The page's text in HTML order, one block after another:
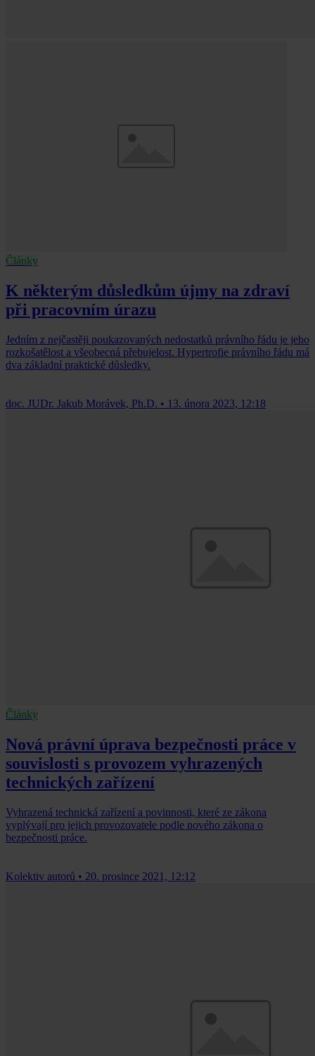
Články
K některým důsledkům újmy na zdraví
při pracovním úrazu
Jedním z nejčastěji poukazovaných nedostatků právního řádu je jeho
rozkošatělost a všeobecná přebujelost. Hypertrofie právního řádu má
dva základní praktické důsledky.
doc. JUDr. Jakub Morávek, Ph.D. • 13. února 2023, 12:18
Články
Nová právní úprava bezpečnosti práce v
souvislosti s provozem vyhrazených
technických zařízení
Vyhrazená technická zařízení a povinnosti, které ze zákona
vyplývají pro jejich provozovatele podle nového zákona o
bezpečnosti práce.
Kolektiv autorů • 20. prosince 2021, 12:12